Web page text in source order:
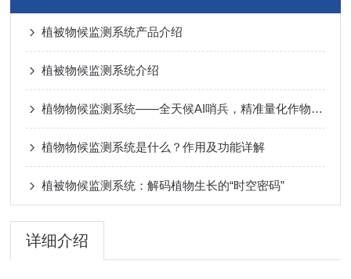
植被物候监测系统产品介绍
植被物候监测系统介绍
植物物候监测系统——全天候AI哨兵，精准量化作物生长周期
植物物候监测系统是什么？作用及功能详解
植被物候监测系统：解码植物生长的“时空密码”
详细介绍